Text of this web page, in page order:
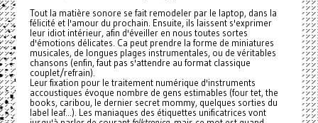
Tout la matière sonore se fait remodeler par le laptop, dans la
félicité et l'amour du prochain. Ensuite, ils laissent s'exprimer
leur idiot intérieur, afin d'éveiller en nous toutes sortes
d'émotions délicates. Ca peut prendre la forme de miniatures
musicales, de longues plages instrumentales, ou de véritables
chansons (enfin, faut pas s'attendre au format classique
couplet/refrain).
Leur fixation pour le traitement numérique d'instruments
accoustiques évoque nombre de gens estimables (four tet, the
books, caribou, le dernier secret mommy, quelques sorties du
label leaf...). Les maniaques des étiquettes unificatrices vont